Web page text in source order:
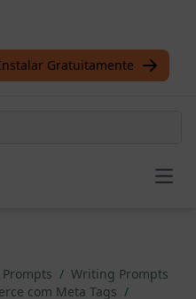
Gratuitamente
Prompts / Writing Prompts
com Meta Tags /